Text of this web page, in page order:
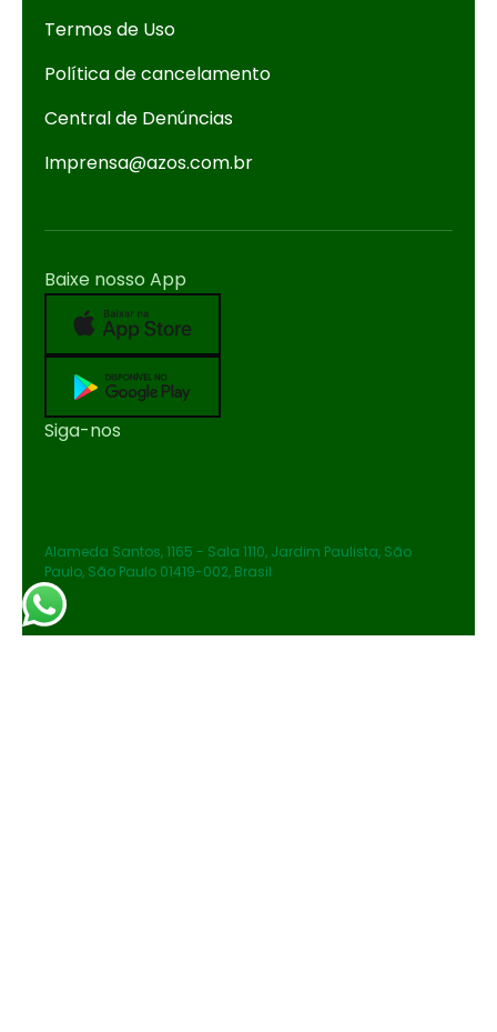
Termos de Uso
Política de cancelamento
Central de Denúncias
Imprensa@azos.com.br
Baixe nosso App
Siga-nos
Alameda Santos, 1165 - Sala 1110, Jardim Paulista, São
Paulo, São Paulo 01419-002, Brasil